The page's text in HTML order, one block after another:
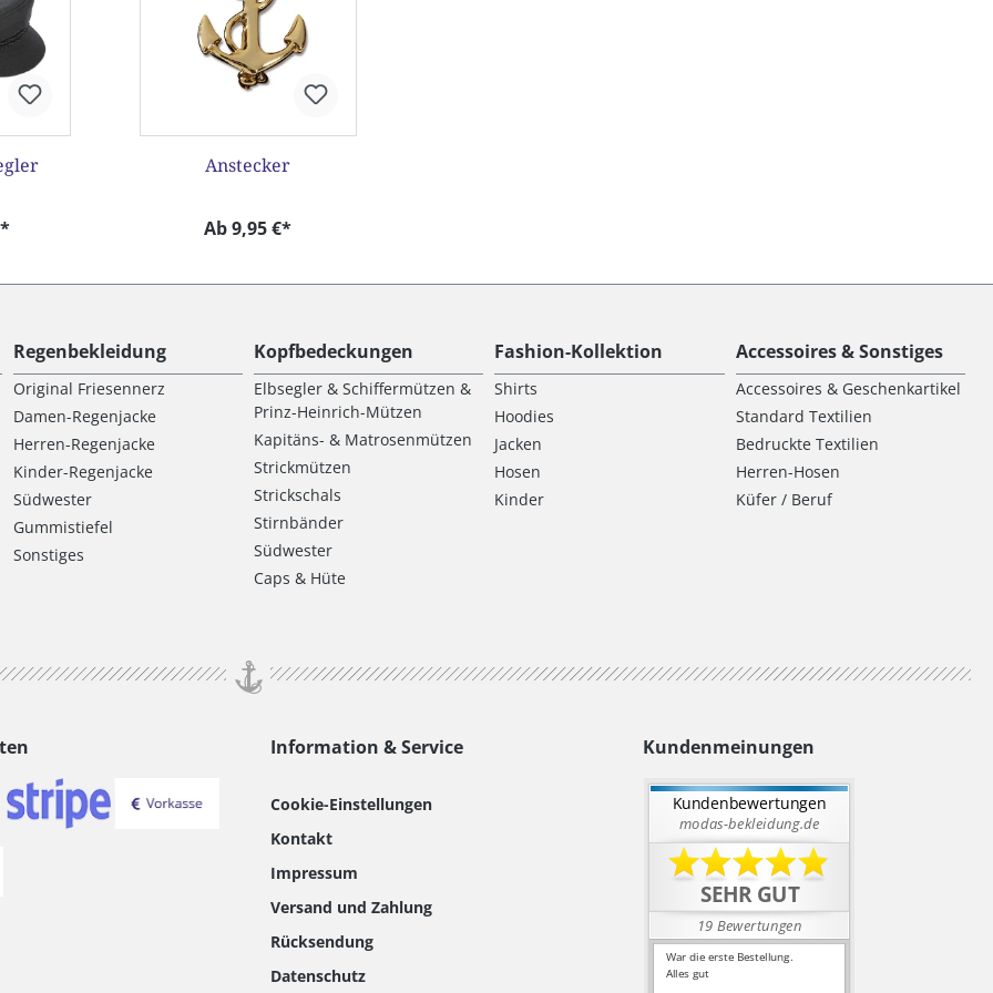
Anstecker
Ab 9,95 €*
Regenbekleidung
Original Friesennerz
Damen-Regenjacke
Herren-Regenjacke
Kinder-Regenjacke
Südwester
Gummistiefel
Sonstiges
Kopfbedeckungen
Elbsegler & Schiffermützen &
Prinz-Heinrich-Mützen
Kapitäns- & Matrosenmützen
Strickmützen
Strickschals
Stirnbänder
Südwester
Caps & Hüte
Fashion-Kollektion
Shirts
Hoodies
Jacken
Hosen
Kinder
Accessoires & Sonstiges
Accessoires & Geschenkartikel
Standard Textilien
Bedruckte Textilien
Herren-Hosen
Küfer / Beruf
Information & Service
Cookie-Einstellungen
Kontakt
Impressum
Versand und Zahlung
Rücksendung
Datenschutz
Kundenmeinungen